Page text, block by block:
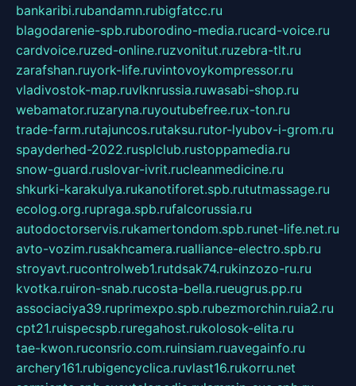
bankaribi.rubandamn.rubigfatcc.ru
blagodarenie-spb.ruborodino-media.rucard-voice.ru
cardvoice.ruzed-online.ruzvonitut.ruzebra-tlt.ru
zarafshan.ruyork-life.ruvintovoykompressor.ru
vladivostok-map.ruvlknrussia.ruwasabi-shop.ru
webamator.ruzaryna.ruyoutubefree.rux-ton.ru
trade-farm.rutajuncos.rutaksu.rutor-lyubov-i-grom.ru
spayderhed-2022.rusplclub.rustoppamedia.ru
snow-guard.ruslovar-ivrit.rucleanmedicine.ru
shkurki-karakulya.rukanotiforet.spb.rututmassage.ru
ecolog.org.rupraga.spb.rufalcorussia.ru
autodoctorservis.rukamertondom.spb.runet-life.net.ru
avto-vozim.rusakhcamera.rualliance-electro.spb.ru
stroyavt.rucontrolweb1.rutdsak74.rukinzozo-ru.ru
kvotka.ruiron-snab.rucosta-bella.rueugrus.pp.ru
associaciya39.ruprimexpo.spb.rubezmorchin.ruia2.ru
cpt21.ruispecspb.ruregahost.rukolosok-elita.ru
tae-kwon.ruconsrio.com.ruinsiam.ruavegainfo.ru
archery161.rubigencyclica.ruvlast16.rukorru.net